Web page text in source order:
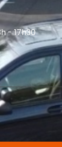
- 17h30